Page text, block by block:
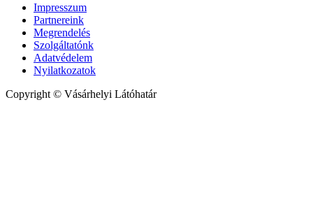
Impresszum
Partnereink
Megrendelés
Szolgáltatónk
Adatvédelem
Nyilatkozatok
Copyright © Vásárhelyi Látóhatár